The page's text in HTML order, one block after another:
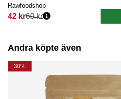
Rawfoodshop
42 kr
Ordinarie pris:
60 kr
Andra köpte även
30%